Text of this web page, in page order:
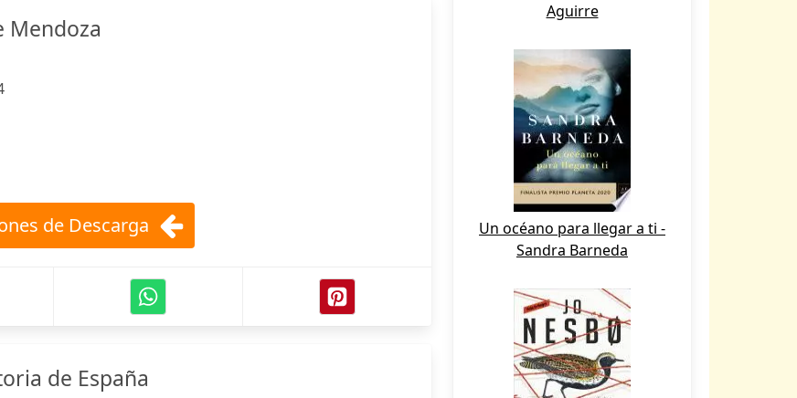
Mendoza
de Descarga
de España
Aguirre
Un océano para llegar a ti -
Sandra Barneda